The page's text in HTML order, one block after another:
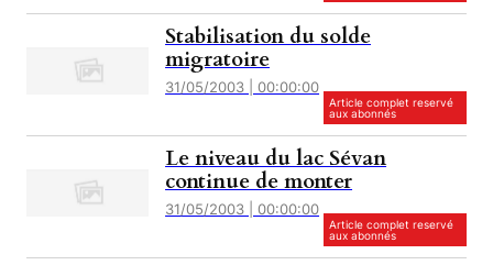
Stabilisation du solde
migratoire
31/05/2003 | 00:00:00
Article complet reservé
aux abonnés
Le niveau du lac Sévan
continue de monter
31/05/2003 | 00:00:00
Article complet reservé
aux abonnés